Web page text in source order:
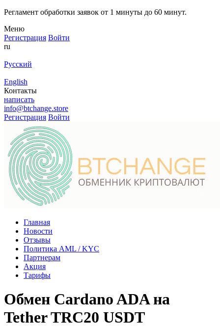
Регламент обработки заявок от 1 минуты до 60 минут.
Меню
Регистрация Войти
ru
Русский
English
Контакты
написать
info@btchange.store
Регистрация Войти
Главная
Новости
Отзывы
Политика AML / KYC
Партнерам
Акция
Тарифы
Обмен Cardano ADA на
Tether TRC20 USDT